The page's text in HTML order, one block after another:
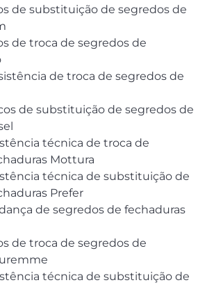
de substituição de segredos de
de troca de segredos de
de troca de segredos de
de substituição de segredos de
técnica de troca de
Mottura
técnica de substituição de
Prefer
de segredos de fechaduras
de troca de segredos de
técnica de substituição de